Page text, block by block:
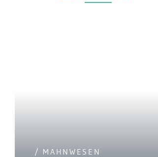
/ MAHNWESEN